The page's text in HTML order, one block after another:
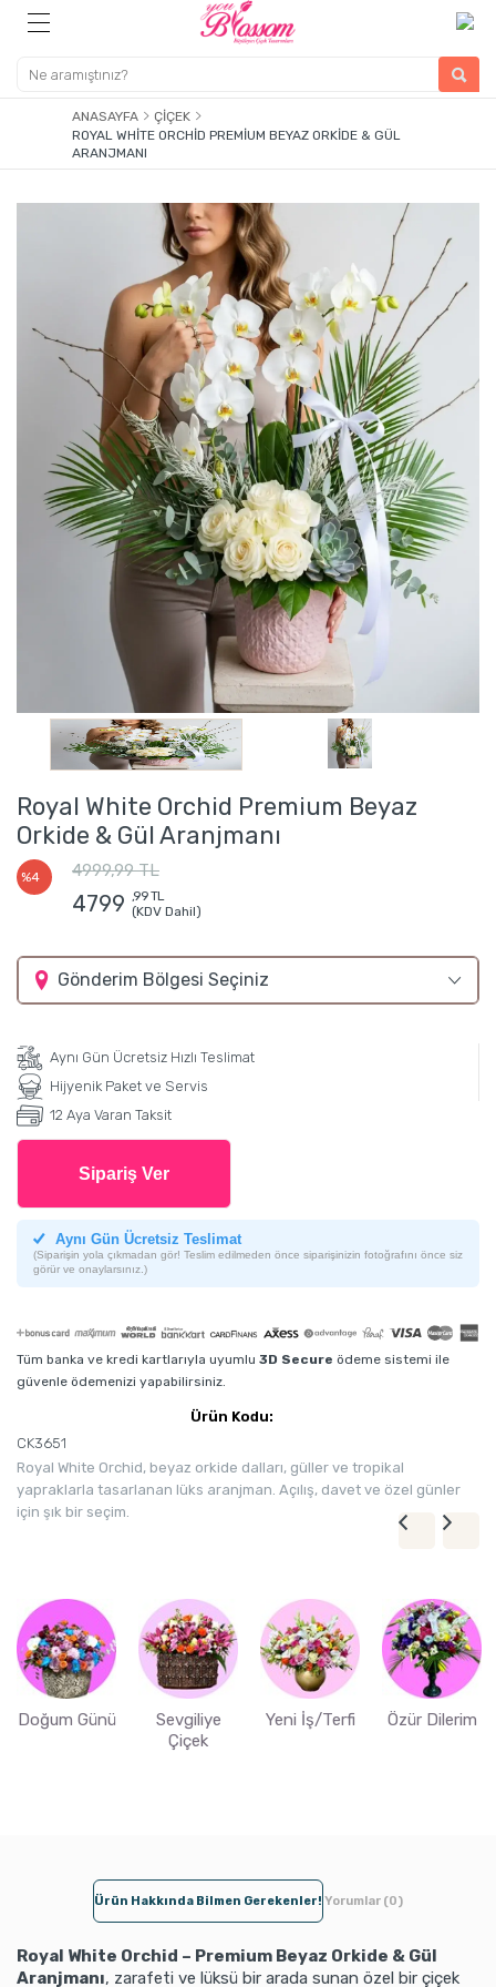
ANASAYFA
ÇIÇEK
ROYAL WHITE ORCHID PREMIUM BEYAZ ORKIDE & GÜL
ARANJMANI
Royal White Orchid Premium Beyaz
Orkide & Gül Aranjmanı
%4 4999,99 TL
4799 ,99 TL
(KDV Dahil)
Gönderim Bölgesi Seçiniz
Aynı Gün Ücretsiz Hızlı Teslimat
Hijyenik Paket ve Servis
12 Aya Varan Taksit
Sipariş Ver
Aynı Gün Ücretsiz Teslimat
(Siparişin yola çıkmadan gör! Teslim edilmeden önce siparişinizin fotoğrafını önce siz
görür ve onaylarsınız.)
Tüm banka ve kredi kartlarıyla uyumlu 3D Secure ödeme sistemi ile
güvenle ödemenizi yapabilirsiniz.
Ürün Kodu:
CK3651
Royal White Orchid, beyaz orkide dalları, güller ve tropikal
yapraklarla tasarlanan lüks aranjman. Açılış, davet ve özel günler
için şık bir seçim.
Doğum Günü
Sevgiliye
Çiçek
Yeni İş/Terfi Özür Dilerim
Ürün Hakkında Bilmen Gerekenler! Yorumlar (0)
Royal White Orchid – Premium Beyaz Orkide & Gül
Aranjmanı, zarafeti ve lüksü bir arada sunan özel bir çiçek